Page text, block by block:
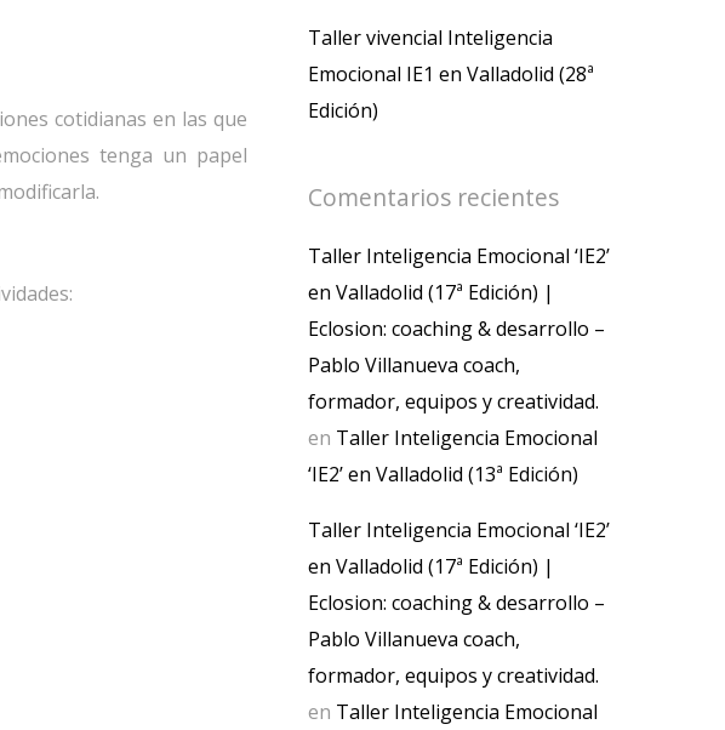
cotidianas en las que
tenga un papel
Taller vivencial Inteligencia
Emocional IE1 en Valladolid (28ª
Edición)
Comentarios recientes
Taller Inteligencia Emocional ‘IE2’
en Valladolid (17ª Edición) |
Eclosion: coaching & desarrollo –
Pablo Villanueva coach,
formador, equipos y creatividad.
en Taller Inteligencia Emocional
‘IE2’ en Valladolid (13ª Edición)
Taller Inteligencia Emocional ‘IE2’
en Valladolid (17ª Edición) |
Eclosion: coaching & desarrollo –
Pablo Villanueva coach,
formador, equipos y creatividad.
en Taller Inteligencia Emocional